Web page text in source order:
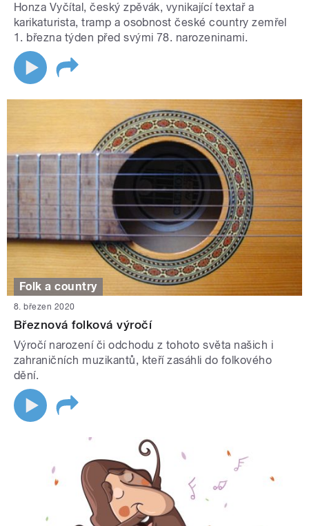
Honza Vyčítal, český zpěvák, vynikající textař a
karikaturista, tramp a osobnost české country zemřel
1. března týden před svými 78. narozeninami.
Folk a country
8. březen 2020
Březnová folková výročí
Výročí narození či odchodu z tohoto světa našich i
zahraničních muzikantů, kteří zasáhli do folkového
dění.